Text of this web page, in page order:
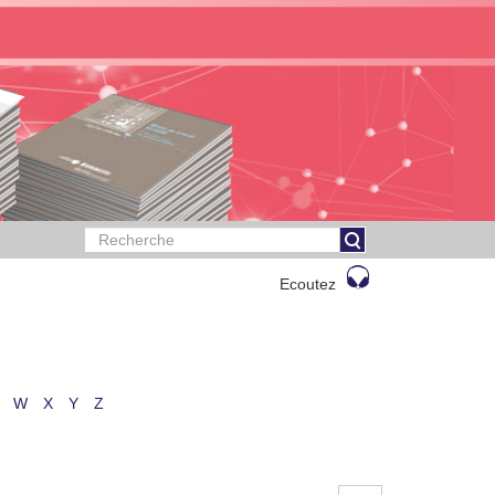
Ecoutez
W X Y Z